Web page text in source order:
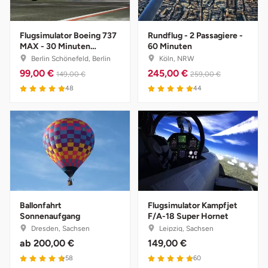
Flugsimulator Boeing 737
MAX - 30 Minuten
Schnupperkurs
Berlin Schönefeld, Berlin
99,00 € 149,00 €
48
Rundflug - 2 Passagiere -
60 Minuten
Köln, NRW
245,00 € 259,00 €
44
Ballonfahrt
Sonnenaufgang
Dresden, Sachsen
ab 200,00 €
58
Flugsimulator Kampfjet
F/A-18 Super Hornet
Leipzig, Sachsen
149,00 €
60
Fürstenfeldbruck
Fürth
Geiselwind
Gotha
Göppingen